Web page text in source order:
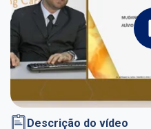
Descrição do vídeo